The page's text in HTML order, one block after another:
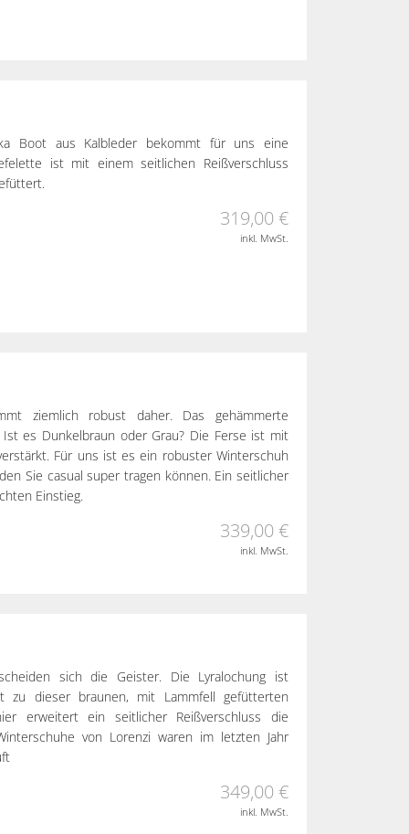
Boot aus Kalbleder bekommt für uns eine
ist mit einem seitlichen Reißverschluss
319,00 €
inkl. MwSt.
ziemlich robust daher. Das gehämmerte
es Dunkelbraun oder Grau? Die Ferse ist mit
Für uns ist es ein robuster Winterschuh
Sie casual super tragen können. Ein seitlicher
Einstieg.
339,00 €
inkl. MwSt.
sich die Geister. Die Lyralochung ist
zu dieser braunen, mit Lammfell gefütterten
erweitert ein seitlicher Reißverschluss die
von Lorenzi waren im letzten Jahr
349,00 €
inkl. MwSt.